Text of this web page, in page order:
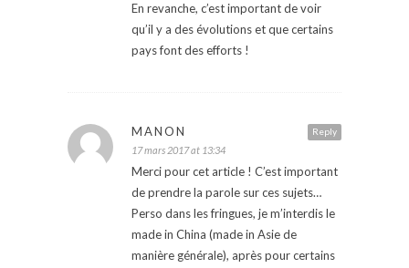
En revanche, c’est important de voir
qu’il y a des évolutions et que certains
pays font des efforts !
Reply
MANON
17 mars 2017 at 13:34
Merci pour cet article ! C’est important
de prendre la parole sur ces sujets…
Perso dans les fringues, je m’interdis le
made in China (made in Asie de
manière générale), après pour certains